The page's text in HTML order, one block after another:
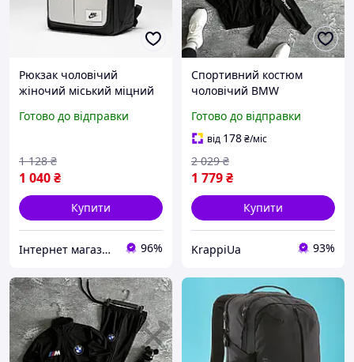
Рюкзак чоловічий
жіночий міський міцний
ноутбука
спортивний молодіжний
Готово до відправки
1 040₴
1 128 ₴
Купити
Інтернет магазин сумок та аксесуарів BarBags 96%
Спортивний костюм
чоловічий BMW
Комплект кофти+штани
повсякденний стильний
молодіжний/Топ
Готово до відправки
від 178₴/міс
1 779₴
2 029 ₴
Купити
KrappiUa 93%